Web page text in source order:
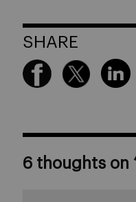
SHARE
6 thoughts on